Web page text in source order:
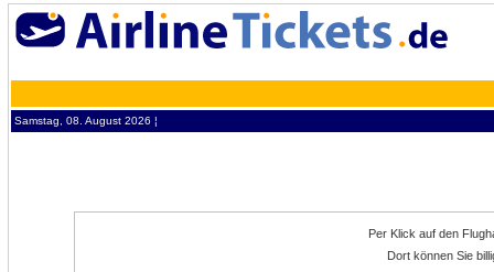
Samstag, 08. August 2026 ¦
Per Klick auf den
Dort können Sie